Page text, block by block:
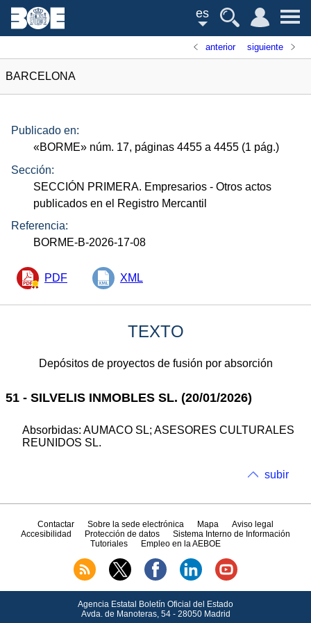
es
anterior siguiente
BARCELONA
Publicado en:
«BORME» núm. 17, páginas 4455 a 4455 (1 pág.)
Sección:
SECCIÓN PRIMERA. Empresarios - Otros actos
publicados en el Registro Mercantil
Referencia:
BORME-B-2026-17-08
PDF XML
TEXTO
Depósitos de proyectos de fusión por absorción
51 - SILVELIS INMOBLES SL. (20/01/2026)
Absorbidas: AUMACO SL; ASESORES CULTURALES
REUNIDOS SL.
subir
Contactar Sobre la sede electrónica Mapa
Aviso legal
Accesibilidad
Protección de datos
Sistema Interno de Información
Tutoriales
Empleo en la AEBOE
Agencia Estatal Boletín Oficial del Estado
Avda.de Manoteras, 54 - 28050 Madrid